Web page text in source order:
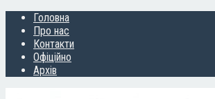
Головна
Про нас
Контакти
Офіційно
Архів